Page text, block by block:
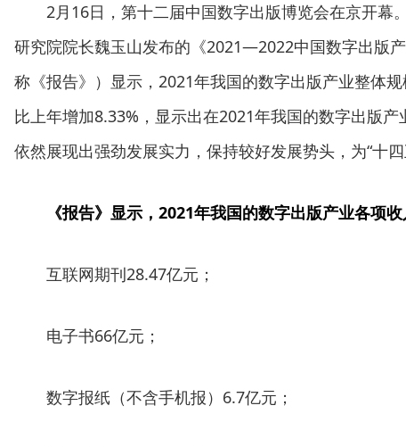
2月16日，第十二届中国数字出版博览会在京开幕
研究院院长魏玉山发布的《2021—2022中国数字出版
称《报告》）显示，2021年我国的数字出版产业整体规
比上年增加8.33%，显示出在2021年我国的数字出版产
依然展现出强劲发展实力，保持较好发展势头，为“十四
《报告》显示，2021年我国的数字出版产业各项收
互联网期刊28.47亿元；
电子书66亿元；
数字报纸（不含手机报）6.7亿元；